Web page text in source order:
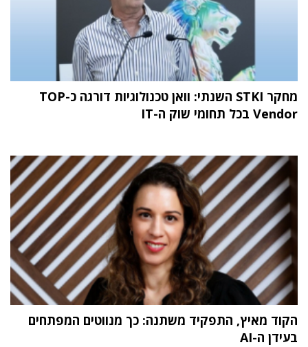
מחקר STKI השנתי: וואן טכנולוגיות דורגה כ-TOP
Vendor בכל תחומי שוק ה-IT
הקוד מאיץ, התפקיד משתנה: כך מנווטים המפתחים
בעידן ה-AI